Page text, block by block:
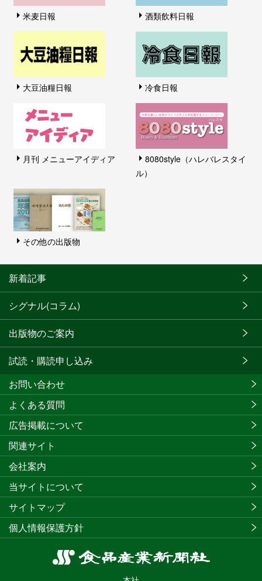
米麦日報 酒類飲料日報
大豆油糧日報 冷食日報
月刊 メニューアイディア
8080style（ハレバレスタイ
ル）
その他の出版物
新着記事
シグナル(コラム)
出版物のご案内
試読・購読申し込み
食
お問い合わせ
よくある質問
広告掲載について
関連サイト
会社案内
当サイトについて
サイトマップ
個人情報保護方針